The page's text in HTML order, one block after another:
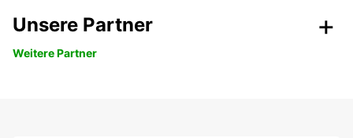
Unsere Partner
Weitere Partner